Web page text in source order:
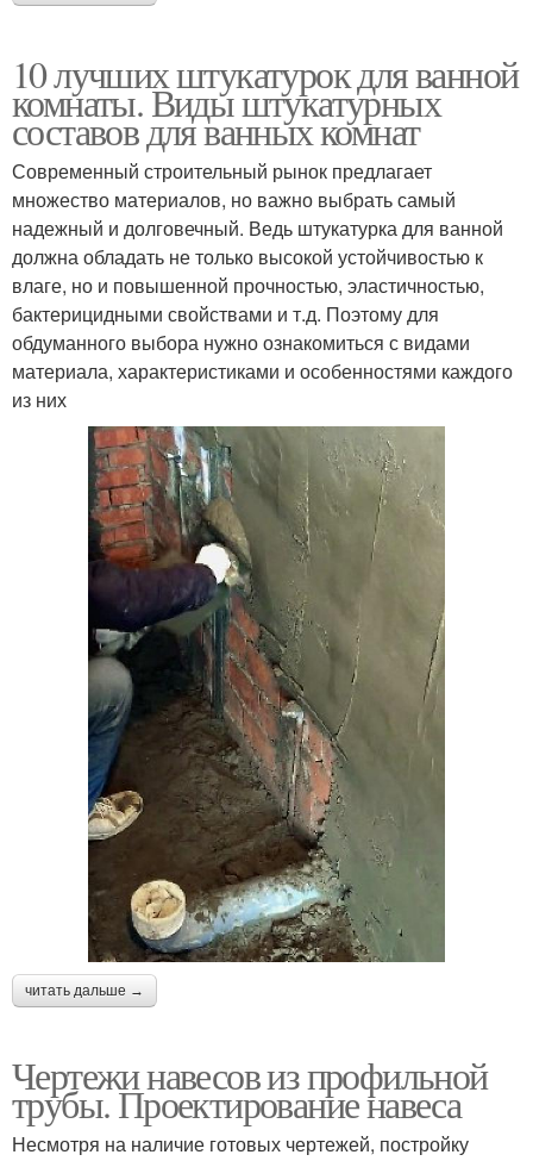
10 лучших штукатурок для ванной
комнаты. Виды штукатурных
составов для ванных комнат
Современный строительный рынок предлагает
множество материалов, но важно выбрать самый
надежный и долговечный. Ведь штукатурка для ванной
должна обладать не только высокой устойчивостью к
влаге, но и повышенной прочностью, эластичностью,
бактерицидными свойствами и т.д. Поэтому для
обдуманного выбора нужно ознакомиться с видами
материала, характеристиками и особенностями каждого
из них
читать дальше →
Чертежи навесов из профильной
трубы. Проектирование навеса
Несмотря на наличие готовых чертежей, постройку